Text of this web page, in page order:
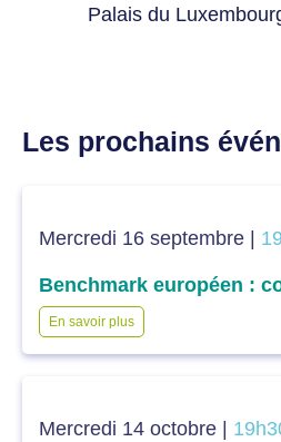
Palais du
Les prochains
Mercredi 16 septembre |
En savoir plus
Mercredi 14 octobre |